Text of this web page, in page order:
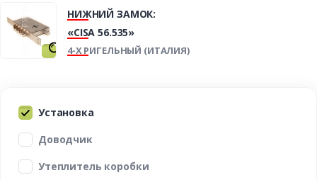
НИЖНИЙ ЗАМОК:
«CISA 56.535»
4-Х РИГЕЛЬНЫЙ (ИТАЛИЯ)
Установка
Доводчик
Утеплитель коробки